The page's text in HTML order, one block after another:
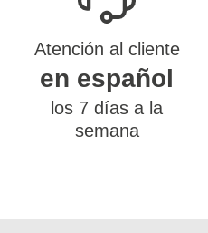
Atención al cliente
en español
los 7 días a la
semana